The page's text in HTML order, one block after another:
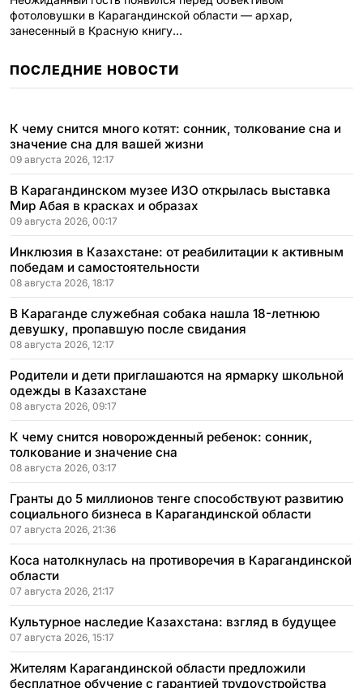
фотоловушки в Карагандинской области — архар,
занесенный в Красную книгу…
ПОСЛЕДНИЕ НОВОСТИ
К чему снится много котят: сонник, толкование сна и
значение сна для вашей жизни
09 августа 2026, 12:17
В Карагандинском музее ИЗО открылась выставка
Мир Абая в красках и образах
09 августа 2026, 00:17
Инклюзия в Казахстане: от реабилитации к активным
победам и самостоятельности
08 августа 2026, 18:17
В Караганде служебная собака нашла 18-летнюю
девушку, пропавшую после свидания
08 августа 2026, 12:17
Родители и дети приглашаются на ярмарку школьной
одежды в Казахстане
08 августа 2026, 09:17
К чему снится новорожденный ребенок: сонник,
толкование и значение сна
08 августа 2026, 03:17
Гранты до 5 миллионов тенге способствуют развитию
социального бизнеса в Карагандинской области
07 августа 2026, 21:36
Коса натолкнулась на противоречия в Карагандинской
области
07 августа 2026, 21:17
Культурное наследие Казахстана: взгляд в будущее
07 августа 2026, 15:17
Жителям Карагандинской области предложили
бесплатное обучение с гарантией трудоустройства